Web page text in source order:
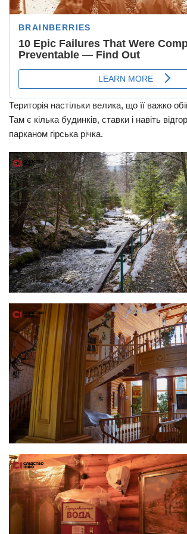
Територія настільки велика, що її важко
Там є кілька будинків, ставки і навіть
парканом гірська річка.